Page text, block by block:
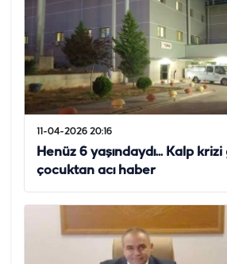
11-04-2026 20:16
Henüz 6 yaşındaydı... Kalp
çocuktan acı haber